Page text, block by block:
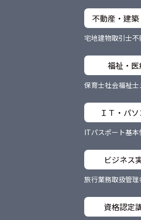
不動産・建
宅地建物取引士
福祉・医
保育士社会福祉士
ＩＴ・パ
ITパスポート基本
ビジネス
旅行業務取扱管理
資格認定